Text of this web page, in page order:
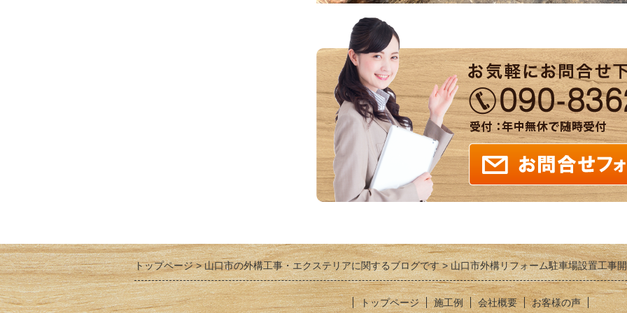
トップページ 山口市の外構工事・エクステリアに関するブログです 山口市外構リフォーム駐車場設置工事
トップページ 施工例 会社概要 お客様の声